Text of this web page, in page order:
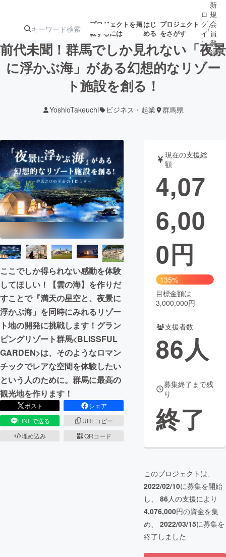
プロジェクトを掲
載するには
はじ
める
プロジェクト
をさがす
注目の新着プロ募集終了が近いプ
テクノロジー・ガジェット
映像・映画 書籍・雑誌
ビジネス・起業 チャレンジ
まちづくり・地域活性化
CAMPFIRE for Social Good
CAMPFIRE Creation
CAMPFIREふるさと納税machi-ya コミュニティ
ロ
グ
イ
ン
/
新
規
会
員
登
録
前代未聞！群馬でしか見れない「夜景
に浮かぶ海」がある幻想的なリゾー
ト施設を創る！
YoshioTakeuchi ビジネス・起業 群馬県
ここでしか得られない感動を体験
してほしい！【雲の海】を作りだ
すことで『満天の星空と、夜景に
浮かぶ海」を同時にみれるリゾー
ト地の開発に挑戦します！グラン
ピングリゾート群馬<BLISSFUL
GARDEN>は、そのようなロマン
チックでレアな空間を体験したい
という人のために。群馬に最高の
観光地を作ります！
ポスト
シェア
LINEで送る
URLコピー
埋め込み
QRコード
現在の支援総
額
4,07
6,00
0円
135%
目標金額は
3,000,000円
支援者数
86人
募集終了まで残
り
終了
このプロジェクトは、
2022/02/10に募集を開始
し、 86人の支援により
4,076,000円の資金を集
め、 2022/03/15に募集を
終了しました